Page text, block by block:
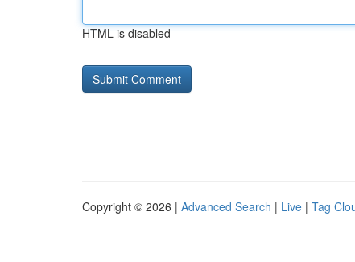
HTML is disabled
Copyright © 2026 | Advanced Search | Live | Tag